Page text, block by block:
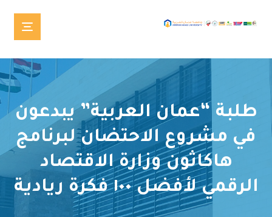
طلبة “عمان العربية” يبدعون
في مشروع الاحتضان لبرنامج
هاكاثون وزارة الاقتصاد
الرقمي لأفضل ١٠٠ فكرة ريادية